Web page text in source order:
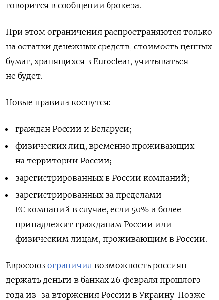
говорится в сообщении брокера.
При этом ограничения распространяются только
на остатки денежных средств, стоимость ценных
бумаг, хранящихся в Euroclear, учитываться
не будет.
Новые правила коснутся:
граждан России и Беларуси;
физических лиц, временно проживающих
на территории России;
зарегистрированных в России компаний;
зарегистрированных за пределами
ЕС компаний в случае, если 50% и более
принадлежит гражданам России или
физическим лицам, проживающим в России.
Евросоюз ограничил возможность россиян
держать деньги в банках 26 февраля прошлого
года из-за вторжения России в Украину. Позже